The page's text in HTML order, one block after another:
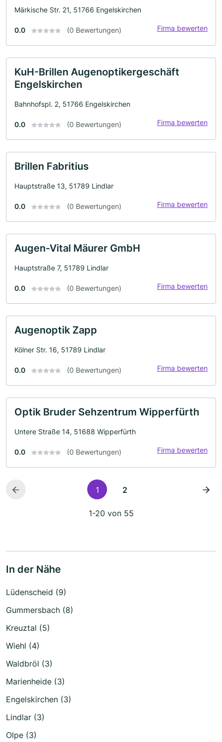
Märkische Str. 21, 51766 Engelskirchen
0.0 (0 Bewertungen) Firma bewerten
KuH-Brillen Augenoptikergeschäft
Engelskirchen
Bahnhofspl. 2, 51766 Engelskirchen
0.0 (0 Bewertungen) Firma bewerten
Brillen Fabritius
Hauptstraße 13, 51789 Lindlar
0.0 (0 Bewertungen) Firma bewerten
Augen-Vital Mäurer GmbH
Hauptstraße 7, 51789 Lindlar
0.0 (0 Bewertungen) Firma bewerten
Augenoptik Zapp
Kölner Str. 16, 51789 Lindlar
0.0 (0 Bewertungen) Firma bewerten
Optik Bruder Sehzentrum Wipperfürth
Untere Straße 14, 51688 Wipperfürth
0.0 (0 Bewertungen) Firma bewerten
1 2
1-20 von 55
In der Nähe
Lüdenscheid (9)
Gummersbach (8)
Kreuztal (5)
Wiehl (4)
Waldbröl (3)
Marienheide (3)
Engelskirchen (3)
Lindlar (3)
Olpe (3)